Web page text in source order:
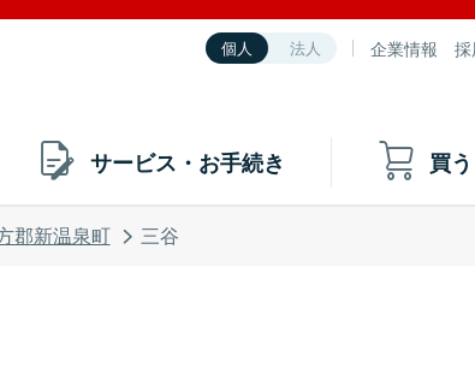
個人 法人 企業情報
サービス・お手続き 買う
郡新温泉町 三谷